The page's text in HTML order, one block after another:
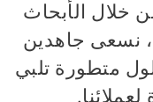
خلال الأبحاث
نسعى جاهدين
متطورة تلبي